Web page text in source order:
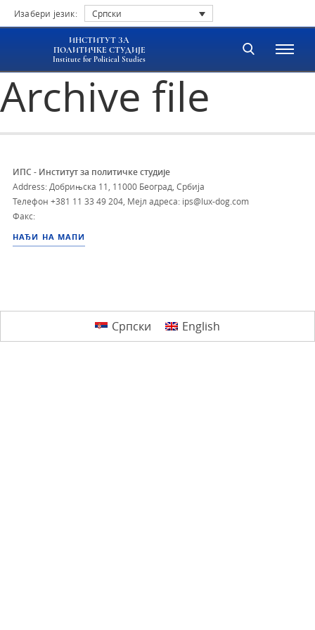
Изабери језик: Српски
ИНСТИТУТ ЗА
ПОЛИТИЧКЕ СТУДИЈЕ
Institute for Political Studies
Archive file
ИПС - Институт за политичке студије
Address: Добрињска 11, 11000 Београд, Србија
Телефон +381 11 33 49 204 Мејл адреса: ips@lux-dog.com
Факс:
НАЂИ НА МАПИ
Српски English